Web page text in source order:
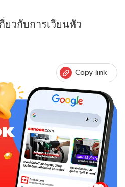
ยวกับการเวียนหัว
Copy link